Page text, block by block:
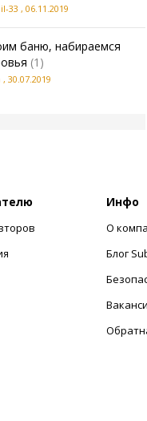
33 , 06.11.2019
баню, набираемся
(1)
, 30.07.2019
Инфо
О
Блог